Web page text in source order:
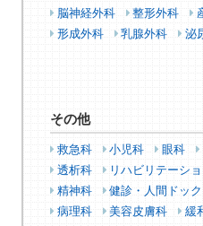
脳神経外科
整形外科
形成外科
乳腺外科 泌
その他
救急科 小児科 眼科
透析科
リハビリテーシ
精神科
健診・人間ドック
病理科
美容皮膚科 緩